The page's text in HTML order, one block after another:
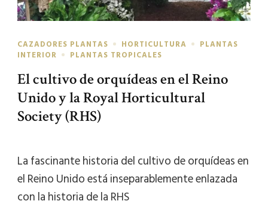
CAZADORES PLANTAS HORTICULTURA
PLANTAS
INTERIOR
PLANTAS TROPICALES
El cultivo de orquídeas en el Reino
Unido y la Royal Horticultural
Society (RHS)
La fascinante historia del cultivo de orquídeas en
el Reino Unido está inseparablemente enlazada
con la historia de la RHS